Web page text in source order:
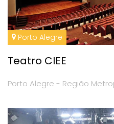
Porto Alegre
Teatro CIEE
Porto Alegre - Região